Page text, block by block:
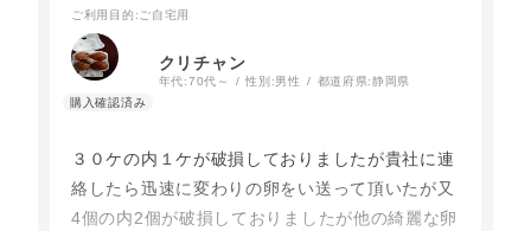
ご利用目的 :ご自宅用
クリチャン
年代:70代～ 性別:男性 都道府県:静岡県
３０ケの内１ケが破損しておりましたが貴社に連
絡したら迅速に変わりの卵をい送って頂いたが又
4個の内2個が破損しておりましたが他の綺麗な卵